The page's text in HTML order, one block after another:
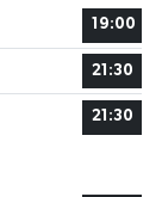
19:00
21:30
21:30